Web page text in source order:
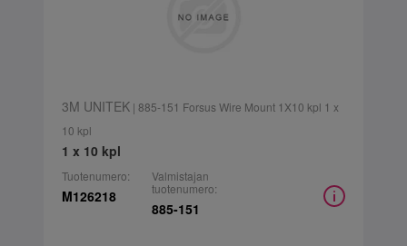
3M UNITEK| 885-151 Forsus Wire Mount 1X10 kpl 1 x
10 kpl
1 x 10 kpl
Tuotenumero:
M126218
Valmistajan
tuotenumero:
885-151